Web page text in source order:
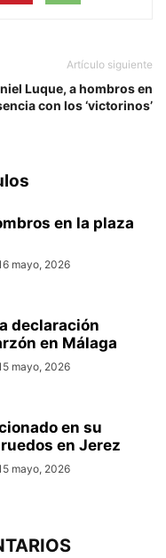
Artículo siguiente
Luque, a hombros en
con los ‘victorinos’
en la plaza
mayo, 2026
declaración
en Málaga
mayo, 2026
en su
en Jerez
mayo, 2026